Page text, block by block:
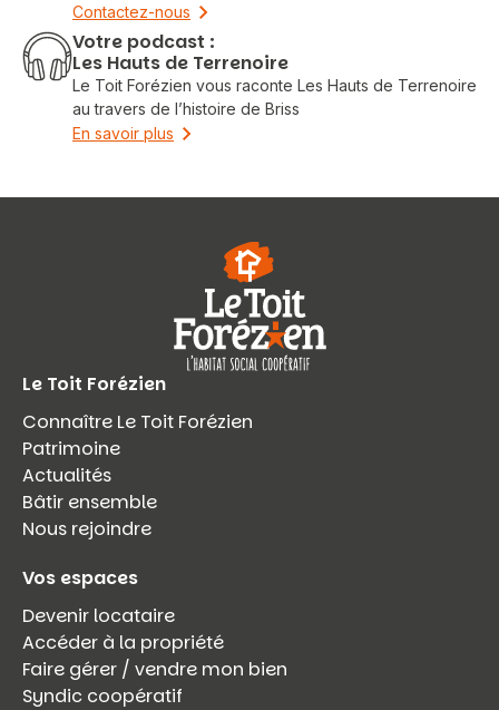
Contactez-nous
Votre podcast :
Les Hauts de Terrenoire
Le Toit Forézien vous raconte Les Hauts de Terrenoire
au travers de l’histoire de Briss
En savoir plus
Le Toit Forézien
Connaître Le Toit Forézien
Patrimoine
Actualités
Bâtir ensemble
Nous rejoindre
Vos espaces
Devenir locataire
Accéder à la propriété
Faire gérer / vendre mon bien
Syndic coopératif